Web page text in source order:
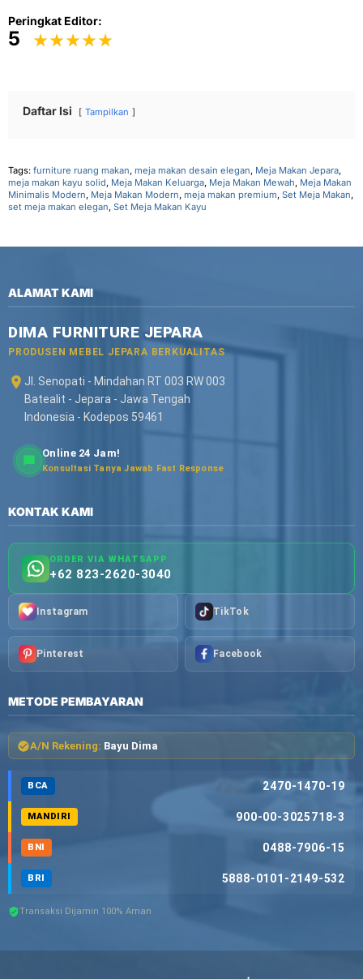
Peringkat Editor:
5
Daftar Isi Tampilkan
Tags: furniture ruang makan, meja makan desain elegan, Meja Makan Jepara,
meja makan kayu solid, Meja Makan Keluarga, Meja Makan Mewah, Meja Makan
Minimalis Modern, Meja Makan Modern, meja makan premium, Set Meja Makan,
set meja makan elegan, Set Meja Makan Kayu
ALAMAT KAMI
DIMA FURNITURE JEPARA
PRODUSEN MEBEL JEPARA BERKUALITAS
Jl. Senopati - Mindahan RT 003 RW 003
Batealit - Jepara - Jawa Tengah
Indonesia - Kodepos 59461
Online 24 Jam!
Konsultasi Tanya Jawab Fast Response
KONTAK KAMI
ORDER VIA WHATSAPP
+62 823-2620-3040
Instagram TikTok
Pinterest Facebook
METODE PEMBAYARAN
A/N Rekening: Bayu Dima
BCA 2470-1470-19
MANDIRI 900-00-3025718-3
BNI 0488-7906-15
BRI 5888-0101-2149-532
Transaksi Dijamin 100% Aman